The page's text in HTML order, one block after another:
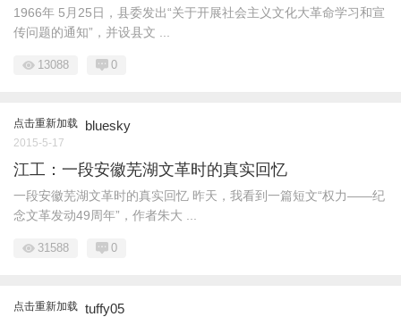
1966年 5月25日，县委发出“关于开展社会主义文化大革命学习和宣
传问题的通知”，并设县文 ...
13088 0
点击重新加载 bluesky
2015-5-17
江工：一段安徽芜湖文革时的真实回忆
一段安徽芜湖文革时的真实回忆 昨天，我看到一篇短文“权力——纪
念文革发动49周年”，作者朱大 ...
31588 0
点击重新加载 tuffy05